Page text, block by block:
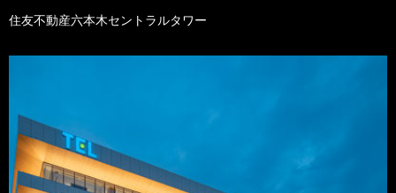
住友不動産六本木セントラルタワー